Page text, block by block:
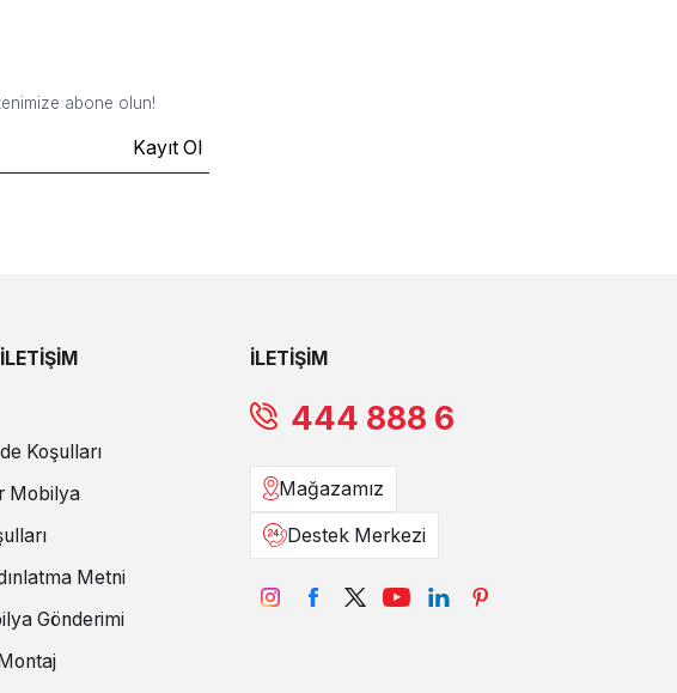
abone olun!
Kayıt Ol
Koşulları
Mobilya
Metni
Gönderimi
İLETİŞİM
444 888 6
Mağazamız
Destek Merkezi